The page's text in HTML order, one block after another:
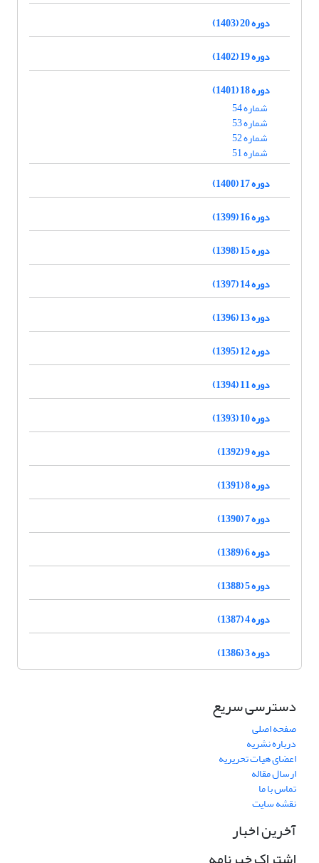
دوره 20 (1403)
دوره 19 (1402)
دوره 18 (1401)
شماره 54
شماره 53
شماره 52
شماره 51
دوره 17 (1400)
دوره 16 (1399)
دوره 15 (1398)
دوره 14 (1397)
دوره 13 (1396)
دوره 12 (1395)
دوره 11 (1394)
دوره 10 (1393)
دوره 9 (1392)
دوره 8 (1391)
دوره 7 (1390)
دوره 6 (1389)
دوره 5 (1388)
دوره 4 (1387)
دوره 3 (1386)
دسترسی سریع
صفحه اصلی
درباره نشریه
اعضای هیات تحریریه
ارسال مقاله
تماس با ما
نقشه سایت
آخرین اخبار